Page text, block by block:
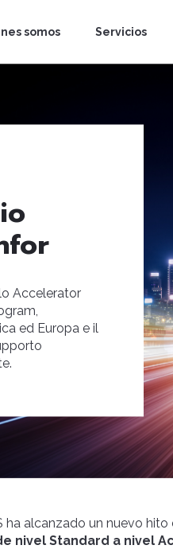
somos Servicios
Accelerator
ed Europa e il
ha alcanzado un nuevo
nivel Standard a nivel